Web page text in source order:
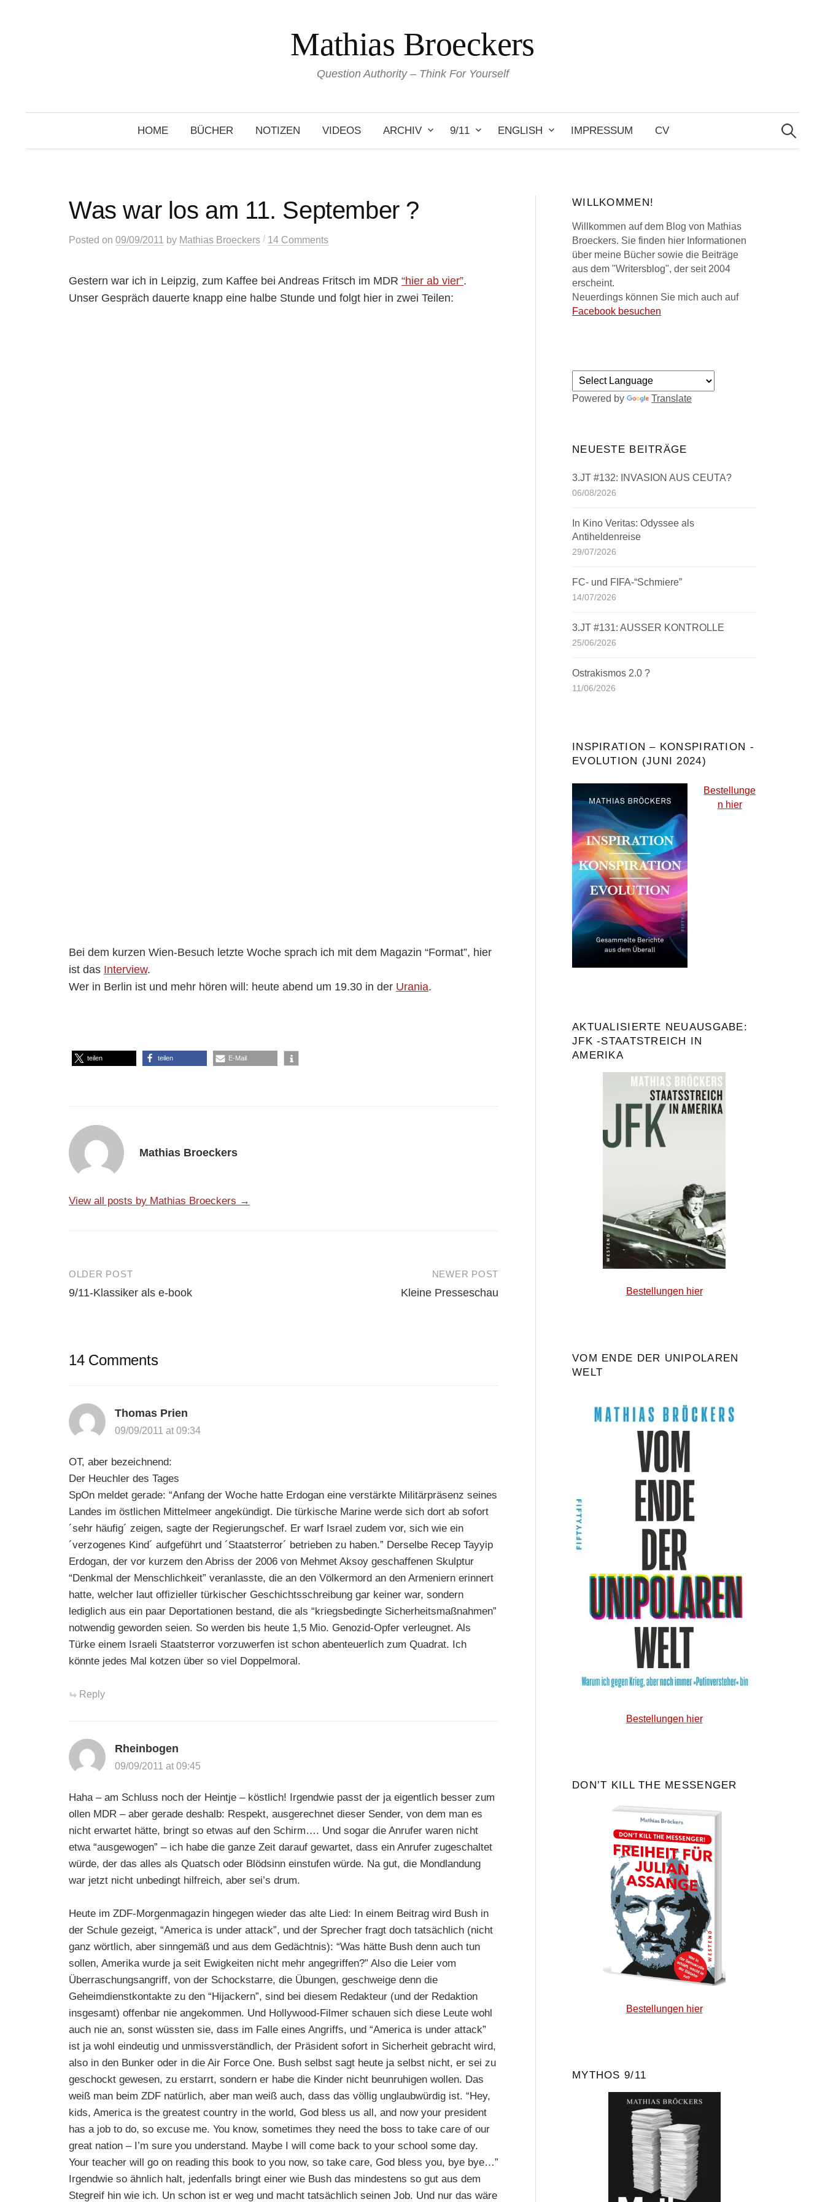
Mathias Broeckers
Question Authority – Think For Yourself
HOME BÜCHER NOTIZEN VIDEOS ARCHIV 9/11 ENGLISH IMPRESSUM CV
Search
for:
Was war los am 11. September ?
Posted on 09/09/2011 by Mathias Broeckers / 14 Comments
Gestern war ich in Leipzig, zum Kaffee bei Andreas Fritsch im MDR “hier ab vier”.
Unser Gespräch dauerte knapp eine halbe Stunde und folgt hier in zwei Teilen:
Bei dem kurzen Wien-Besuch letzte Woche sprach ich mit dem Magazin “Format”, hier
ist das Interview.
Wer in Berlin ist und mehr hören will: heute abend um 19.30 in der Urania.
teilen teilen E-Mail
Mathias Broeckers
View all posts by Mathias Broeckers →
Post
OLDER POST
9/11-Klassiker als e-book
NEWER POST
Kleine Presseschau
14 Comments
Thomas Prien
09/09/2011 at 09:34
OT, aber bezeichnend:
Der Heuchler des Tages
SpOn meldet gerade: “Anfang der Woche hatte Erdogan eine verstärkte Militärpräsenz seines
Landes im östlichen Mittelmeer angekündigt. Die türkische Marine werde sich dort ab sofort
´sehr häufig´ zeigen, sagte der Regierungschef. Er warf Israel zudem vor, sich wie ein
´verzogenes Kind´ aufgeführt und ´Staatsterror´ betrieben zu haben.” Derselbe Recep Tayyip
Erdogan, der vor kurzem den Abriss der 2006 von Mehmet Aksoy geschaffenen Skulptur
“Denkmal der Menschlichkeit” veranlasste, die an den Völkermord an den Armeniern erinnert
hatte, welcher laut offizieller türkischer Geschichtsschreibung gar keiner war, sondern
lediglich aus ein paar Deportationen bestand, die als “kriegsbedingte Sicherheitsmaßnahmen”
notwendig geworden seien. So werden bis heute 1,5 Mio. Genozid-Opfer verleugnet. Als
Türke einem Israeli Staatsterror vorzuwerfen ist schon abenteuerlich zum Quadrat. Ich
könnte jedes Mal kotzen über so viel Doppelmoral.
Reply
Rheinbogen
09/09/2011 at 09:45
Haha – am Schluss noch der Heintje – köstlich! Irgendwie passt der ja eigentlich besser zum
ollen MDR – aber gerade deshalb: Respekt, ausgerechnet dieser Sender, von dem man es
nicht erwartet hätte, bringt so etwas auf den Schirm…. Und sogar die Anrufer waren nicht
etwa “ausgewogen” – ich habe die ganze Zeit darauf gewartet, dass ein Anrufer zugeschaltet
würde, der das alles als Quatsch oder Blödsinn einstufen würde. Na gut, die Mondlandung
war jetzt nicht unbedingt hilfreich, aber sei’s drum.
Heute im ZDF-Morgenmagazin hingegen wieder das alte Lied: In einem Beitrag wird Bush in
der Schule gezeigt, “America is under attack”, und der Sprecher fragt doch tatsächlich (nicht
ganz wörtlich, aber sinngemäß und aus dem Gedächtnis): “Was hätte Bush denn auch tun
sollen, Amerika wurde ja seit Ewigkeiten nicht mehr angegriffen?” Also die Leier vom
Überraschungsangriff, von der Schockstarre, die Übungen, geschweige denn die
Geheimdienstkontakte zu den “Hijackern”, sind bei diesem Redakteur (und der Redaktion
insgesamt) offenbar nie angekommen. Und Hollywood-Filmer schauen sich diese Leute wohl
auch nie an, sonst wüssten sie, dass im Falle eines Angriffs, und “America is under attack”
ist ja wohl eindeutig und unmissverständlich, der Präsident sofort in Sicherheit gebracht wird,
also in den Bunker oder in die Air Force One. Bush selbst sagt heute ja selbst nicht, er sei zu
geschockt gewesen, zu erstarrt, sondern er habe die Kinder nicht beunruhigen wollen. Das
weiß man beim ZDF natürlich, aber man weiß auch, dass das völlig unglaubwürdig ist. “Hey,
kids, America is the greatest country in the world, God bless us all, and now your president
has a job to do, so excuse me. You know, sometimes they need the boss to take care of our
great nation – I’m sure you understand. Maybe I will come back to your school some day.
Your teacher will go on reading this book to you now, so take care, God bless you, bye bye…”
Irgendwie so ähnlich halt, jedenfalls bringt einer wie Bush das mindestens so gut aus dem
Stegreif hin wie ich. Un schon ist er weg und macht tatsächlich seinen Job. Und nur das wäre
WILLKOMMEN!
Willkommen auf dem Blog von Mathias
Broeckers. Sie finden hier Informationen
über meine Bücher sowie die Beiträge
aus dem "Writersblog", der seit 2004
erscheint.
Neuerdings können Sie mich auch auf
Facebook besuchen
Powered by Translate
NEUESTE BEITRÄGE
3.JT #132: INVASION AUS CEUTA?
06/08/2026
In Kino Veritas: Odyssee als
Antiheldenreise
29/07/2026
FC- und FIFA-“Schmiere”
14/07/2026
3.JT #131: AUSSER KONTROLLE
25/06/2026
Ostrakismos 2.0 ?
11/06/2026
INSPIRATION – KONSPIRATION -
EVOLUTION (JUNI 2024)
Bestellunge
n hier
AKTUALISIERTE NEUAUSGABE:
JFK -STAATSTREICH IN
AMERIKA
Bestellungen hier
VOM ENDE DER UNIPOLAREN
WELT
Bestellungen hier
DON’T KILL THE MESSENGER
Bestellungen hier
MYTHOS 9/11